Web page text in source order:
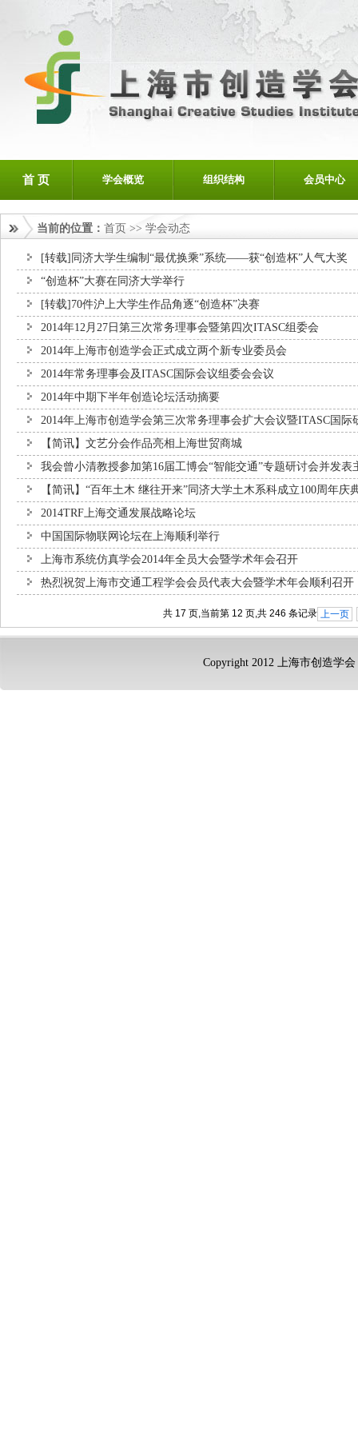
首 页 学会概览 组织结构 会员中心
当前的位置： 首页 >> 学会动态
[转载]同济大学生编制“最优换乘”系统——获“创造杯”人气大奖
“创造杯”大赛在同济大学举行
[转载]70件沪上大学生作品角逐“创造杯”决赛
2014年12月27日第三次常务理事会暨第四次ITASC组委会
2014年上海市创造学会正式成立两个新专业委员会
2014年常务理事会及ITASC国际会议组委会会议
2014年中期下半年创造论坛活动摘要
2014年上海市创造学会第三次常务理事会扩大会议暨ITASC国
【简讯】文艺分会作品亮相上海世贸商城
我会曾小清教授参加第16届工博会“智能交通”专题研讨会并发表
【简讯】“百年土木 继往开来”同济大学土木系科成立100周年庆
2014TRF上海交通发展战略论坛
中国国际物联网论坛在上海顺利举行
上海市系统仿真学会2014年全员大会暨学术年会召开
热烈祝贺上海市交通工程学会会员代表大会暨学术年会顺利召开
共 17 页,当前第 12 页,共 246 条记录 上一页
Copyright 2012 上海市创造学